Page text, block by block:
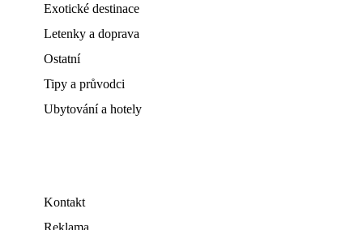
Exotické destinace
Letenky a doprava
Ostatní
Tipy a průvodci
Ubytování a hotely
Kontakt
Reklama